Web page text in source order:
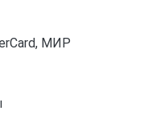
МИР